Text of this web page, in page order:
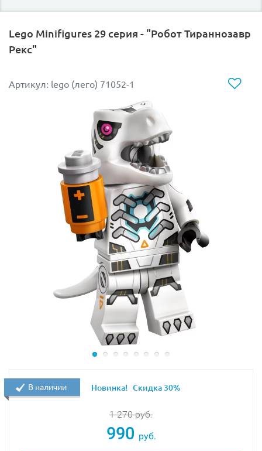
Lego Minifigures 29 серия - "Робот Тираннозавр
Рекс"
Артикул: lego (лего) 71052-1
1 270руб.
990 руб.
В наличии Новинка! Скидка 30%